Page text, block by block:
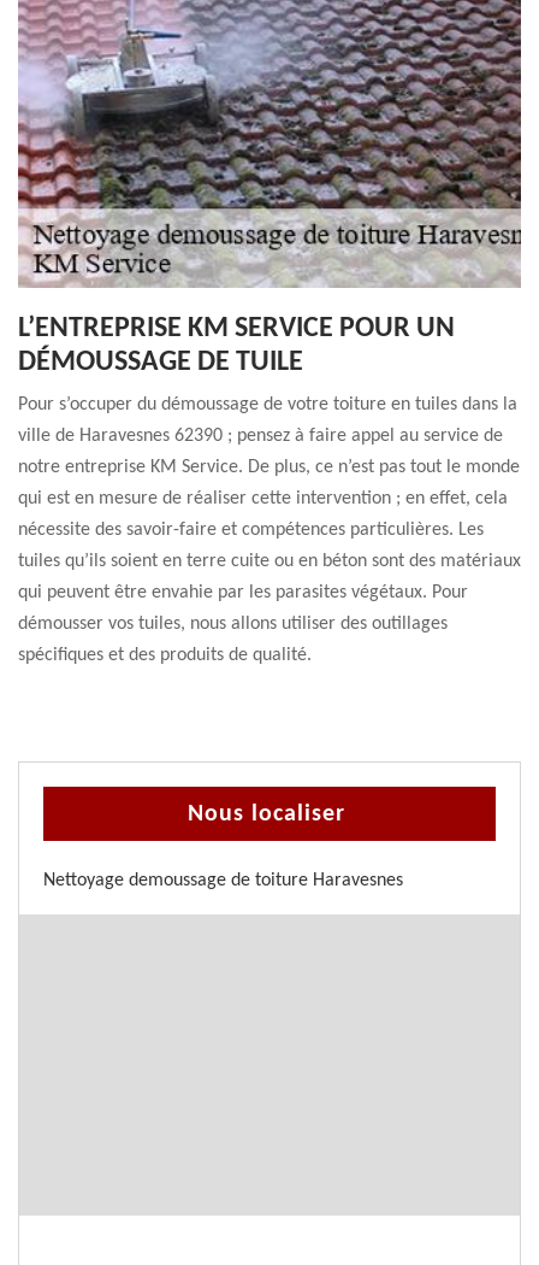
L’ENTREPRISE KM SERVICE POUR UN
DÉMOUSSAGE DE TUILE
Pour s’occuper du démoussage de votre toiture en tuiles dans la
ville de Haravesnes 62390 ; pensez à faire appel au service de
notre entreprise KM Service. De plus, ce n’est pas tout le monde
qui est en mesure de réaliser cette intervention ; en effet, cela
nécessite des savoir-faire et compétences particulières. Les
tuiles qu’ils soient en terre cuite ou en béton sont des matériaux
qui peuvent être envahie par les parasites végétaux. Pour
démousser vos tuiles, nous allons utiliser des outillages
spécifiques et des produits de qualité.
Nous localiser
Nettoyage demoussage de toiture Haravesnes